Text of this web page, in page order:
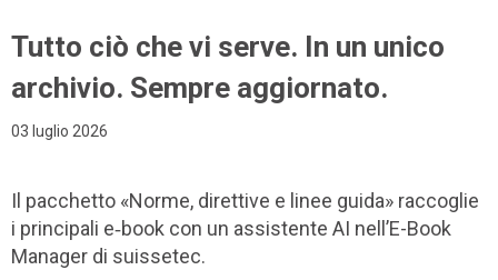
Tutto ciò che vi serve. In un unico
archivio. Sempre aggiornato.
03 luglio 2026
Il pacchetto «Norme, direttive e linee guida» raccoglie
i principali e‑book con un assistente AI nell’E-Book
Manager di suissetec.